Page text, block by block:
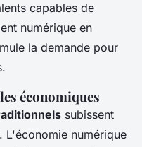
capables de
numérique en
la demande pour
économiques
subissent
L'économie numérique